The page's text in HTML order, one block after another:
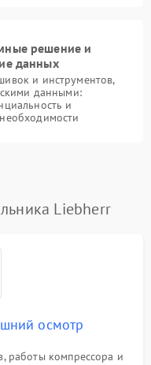
решение и
данных
и инструментов,
данными:
и
Liebherr
осмотр
работы компрессора и